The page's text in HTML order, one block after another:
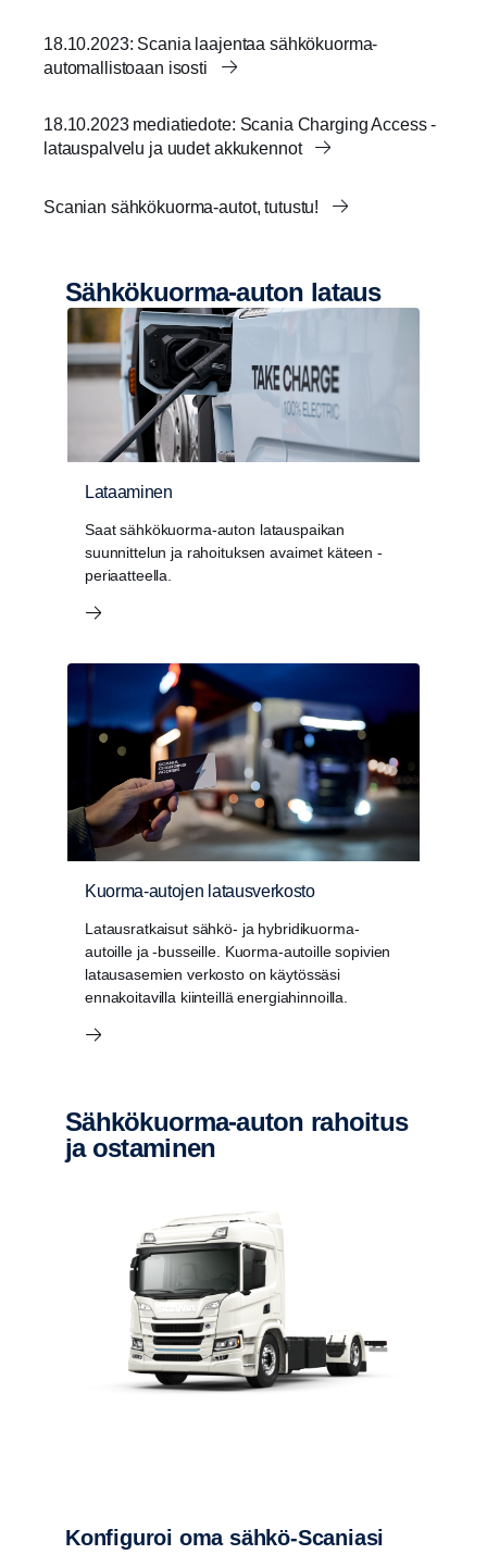
18.10.2023: Scania laajentaa sähkökuorma-​
automallistoaan isosti
18.10.2023 mediatiedote: Scania Charging Access -
latauspalvelu ja uudet akkukennot
Scanian sähkökuorma-autot, tutustu!
Sähkökuorma-​auton lataus
Lataaminen
Saat sähkökuorma-auton latauspaikan
suunnittelun ja rahoituksen avaimet käteen -
periaatteella.
Kuorma-autojen latausverkosto
Latausratkaisut sähkö- ja hybridikuorma-
autoille ja -busseille. Kuorma-autoille sopivien
latausasemien verkosto on käytössäsi
ennakoitavilla kiinteillä energiahinnoilla.
Sähkökuorma-​​auton rahoitus
ja ostaminen
Konfiguroi oma sähkö-Scaniasi